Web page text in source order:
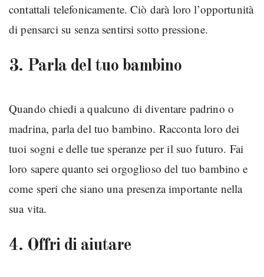
contattali telefonicamente. Ciò darà loro l’opportunità
di pensarci su senza sentirsi sotto pressione.
3. Parla del tuo bambino
Quando chiedi a qualcuno di diventare padrino o
madrina, parla del tuo bambino. Racconta loro dei
tuoi sogni e delle tue speranze per il suo futuro. Fai
loro sapere quanto sei orgoglioso del tuo bambino e
come speri che siano una presenza importante nella
sua vita.
4. Offri di aiutare